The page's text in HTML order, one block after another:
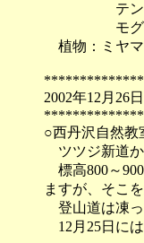
テン
モグラ
植物：ミヤマ
2002年12月26
○西丹沢自然教
ツツジ新道
標高800～
ますが、そこ
登山道は凍っ
12月25日には